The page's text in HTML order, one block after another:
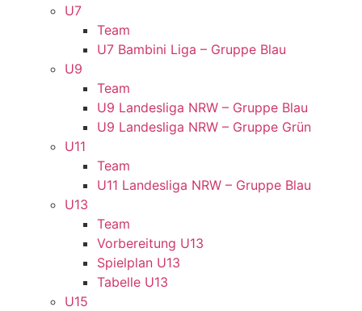
U7
Team
U7 Bambini Liga – Gruppe Blau
U9
Team
U9 Landesliga NRW – Gruppe Blau
U9 Landesliga NRW – Gruppe Grün
U11
Team
U11 Landesliga NRW – Gruppe Blau
U13
Team
Vorbereitung U13
Spielplan U13
Tabelle U13
U15